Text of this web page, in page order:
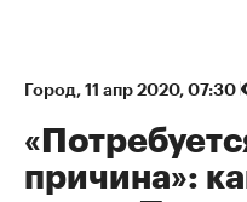
Город⁠, 11 апр 2020, 07:30
причина»: